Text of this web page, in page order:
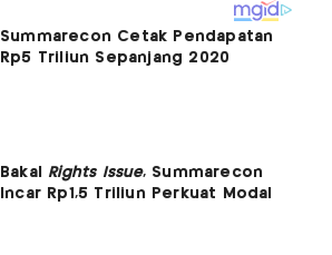
Summarecon Cetak Pendapatan
Rp5 Triliun Sepanjang 2020
Bakal Rights Issue, Summarecon
Incar Rp1,5 Triliun Perkuat Modal